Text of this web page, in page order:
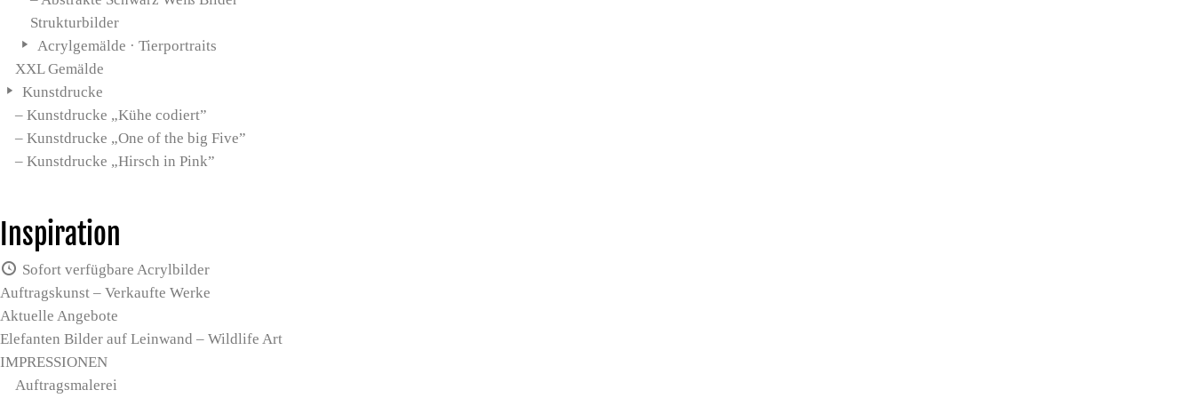
Strukturbilder
Acrylgemälde · Tierportraits
XXL Gemälde
Kunstdrucke
– Kunstdrucke „Kühe codiert”
– Kunstdrucke „One of the big Five”
– Kunstdrucke „Hirsch in Pink”
Inspiration
Sofort verfügbare Acrylbilder
Auftragskunst – Verkaufte Werke
Aktuelle Angebote
Elefanten Bilder auf Leinwand – Wildlife Art
IMPRESSIONEN
Auftragsmalerei